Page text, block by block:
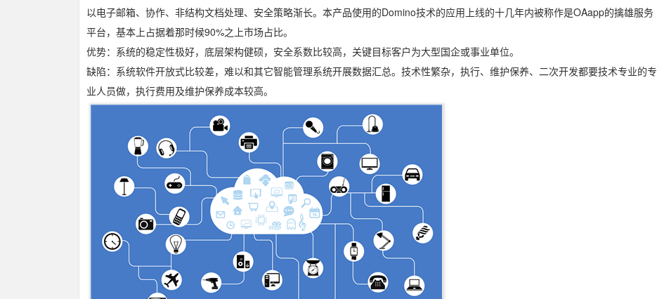
以电子邮箱、协作、非结构文档处理、安全策略渐长。本产品使用的Domino技术的应用上线的十几年内被称作是OAapp的擒雄服务
平台，基本上占据着那时候90%之上市场占比。
优势：系统的稳定性极好，底层架构健硕，安全系数比较高，关键目标客户为大型国企或事业单位。
缺陷：系统软件开放式比较差，难以和其它智能管理系统开展数据汇总。技术性繁杂，执行、维护保养、二次开发都要技术专业的专
业人员做，执行费用及维护保养成本较高。